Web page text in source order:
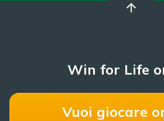
arrow_upward
Win for Life
Vuoi giocare